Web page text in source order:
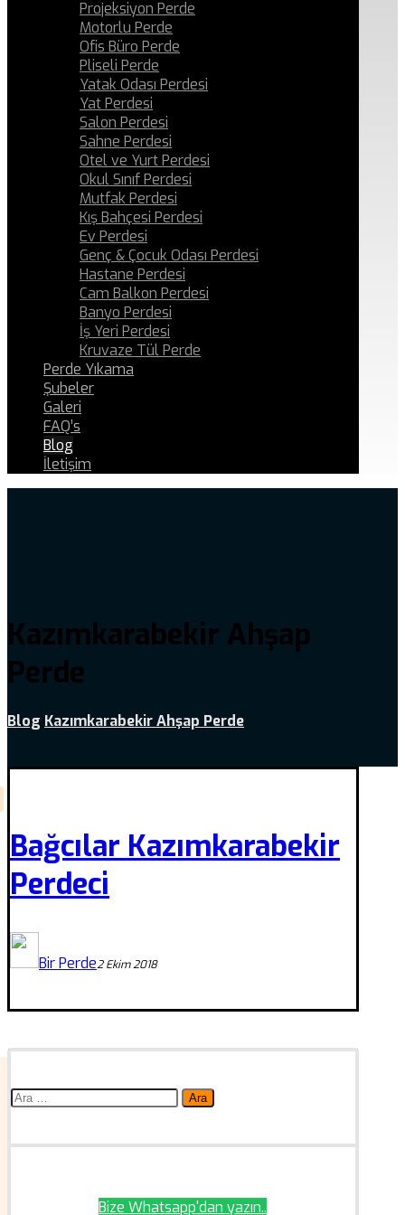
Projeksiyon Perde
Motorlu Perde
Ofis Büro Perde
Pliseli Perde
Yatak Odası Perdesi
Yat Perdesi
Salon Perdesi
Sahne Perdesi
Otel ve Yurt Perdesi
Okul Sınıf Perdesi
Mutfak Perdesi
Kış Bahçesi Perdesi
Ev Perdesi
Genç & Çocuk Odası Perdesi
Hastane Perdesi
Cam Balkon Perdesi
Banyo Perdesi
İş Yeri Perdesi
Kruvaze Tül Perde
Perde Yıkama
Şubeler
Galeri
FAQ’s
Blog
İletişim
Kazımkarabekir Ahşap
Perde
Blog Kazımkarabekir Ahşap Perde
Bağcılar Kazımkarabekir
Perdeci
Bir Perde2 Ekim 2018
Arama:
Bize Whatsapp'dan yazın..